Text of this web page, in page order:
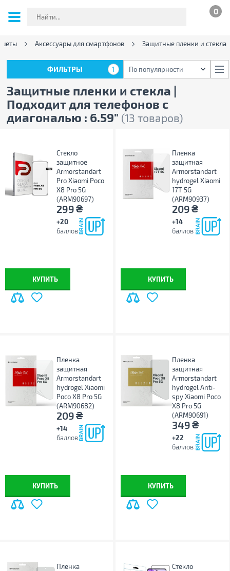
0
Аксессуары для смартфонов Защитные пленки и стекла
Защитные пленки и стекла |
Подходит для телефонов с
диагональю : 6.59" (13 товаров)
ФИЛЬТРЫ 1 По популярности
Стекло
защитное
Armorstandart
Pro Xiaomi Poco
X8 Pro 5G
(ARM90697)
299₴
+20
баллов
КУПИТЬ
Пленка
защитная
Armorstandart
hydrogel Xiaomi
17T 5G
(ARM90937)
209₴
+14
баллов
КУПИТЬ
Пленка
защитная
Armorstandart
hydrogel Xiaomi
Poco X8 Pro 5G
(ARM90682)
209₴
+14
баллов
КУПИТЬ
Пленка
защитная
Armorstandart
hydrogel Anti-
spy Xiaomi Poco
X8 Pro 5G
(ARM90691)
349₴
+22
баллов
КУПИТЬ
Пленка
Стекло
ФИЛЬТРЫ 1 По популярности